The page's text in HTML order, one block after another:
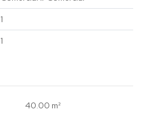
1
1
40.00 m²